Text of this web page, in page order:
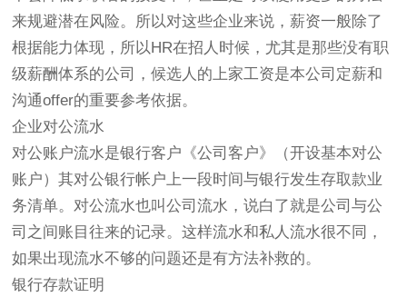
来规避潜在风险。所以对这些企业来说，薪资一般除了
根据能力体现，所以HR在招人时候，尤其是那些没有职
级薪酬体系的公司，候选人的上家工资是本公司定薪和
沟通offer的重要参考依据。
企业对公流水
对公账户流水是银行客户《公司客户》（开设基本对公
账户）其对公银行帐户上一段时间与银行发生存取款业
务清单。对公流水也叫公司流水，说白了就是公司与公
司之间账目往来的记录。这样流水和私人流水很不同，
如果出现流水不够的问题还是有方法补救的。
银行存款证明